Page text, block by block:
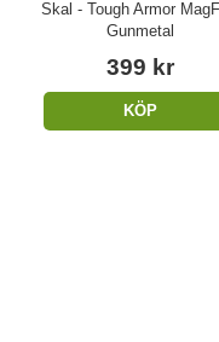
Skal - Tough Armor
Gunmetal
399 kr
KÖP